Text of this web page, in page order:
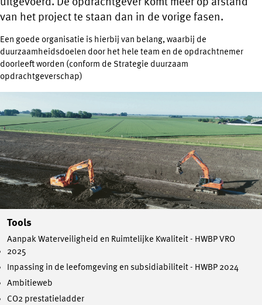
uitgevoerd. De opdrachtgever komt meer op afstand
van het project te staan dan in de vorige fasen.
Een goede organisatie is hierbij van belang, waarbij de
duurzaamheidsdoelen door het hele team en de opdrachtnemer
doorleeft worden (conform de Strategie duurzaam
opdrachtgeverschap)
Tools
Aanpak Waterveiligheid en Ruimtelijke Kwaliteit - HWBP VRO
2025
Inpassing in de leefomgeving en subsidiabiliteit - HWBP 2024
Ambitieweb
CO2 prestatieladder